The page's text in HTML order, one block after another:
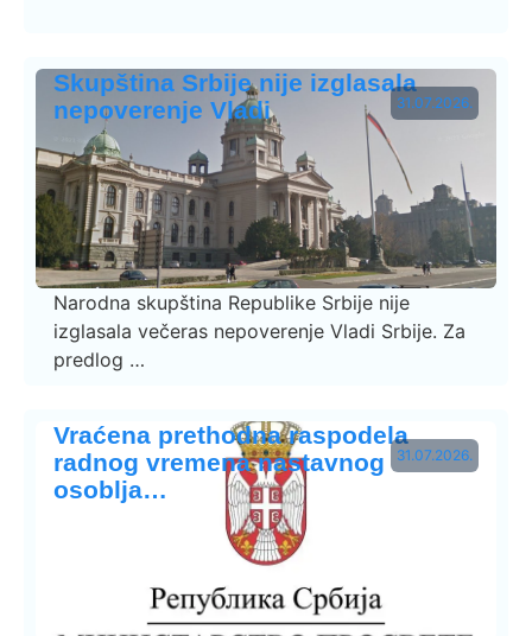
31.07.2026.
Skupština Srbije nije izglasala
nepoverenje Vladi
Narodna skupština Republike Srbije nije
izglasala večeras nepoverenje Vladi Srbije. Za
predlog …
31.07.2026.
Vraćena prethodna raspodela
radnog vremena nastavnog
osoblja…